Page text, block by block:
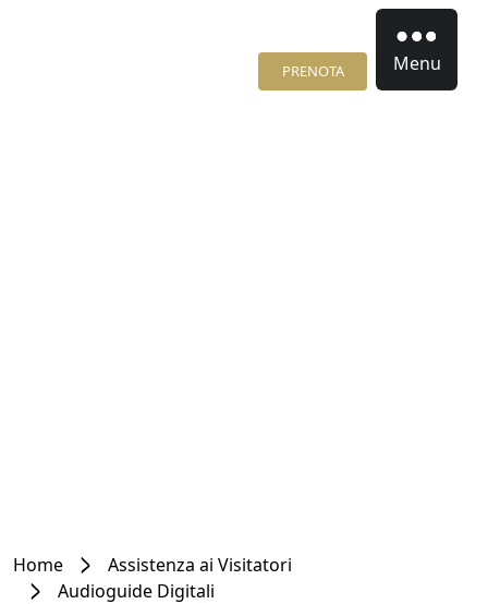
PRENOTA Menu
Home
Assistenza ai Visitatori
Audioguide Digitali